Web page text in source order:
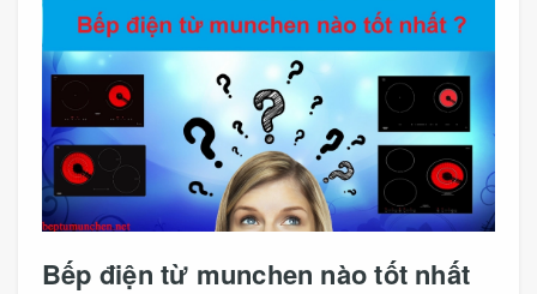
Bếp điện từ munchen nào tốt nhất